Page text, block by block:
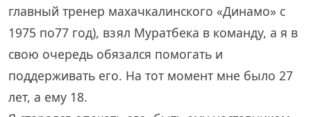
главный тренер махачкалинского «Динамо» с
1975 по77 год), взял Муратбека в команду, а я в
свою очередь обязался помогать и
поддерживать его. На тот момент мне было 27
лет, а ему 18.